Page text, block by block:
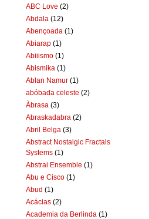
ABC Love (2)
Abdala (12)
Abençoada (1)
Abiarap (1)
Abiiismo (1)
Abismika (1)
Ablan Namur (1)
abóbada celeste (2)
Àbrasa (3)
Abraskadabra (2)
Abril Belga (3)
Abstract Nostalgic Fractals
Systems (1)
Abstrai Ensemble (1)
Abu e Cisco (1)
Abud (1)
Acácias (2)
Academia da Berlinda (1)